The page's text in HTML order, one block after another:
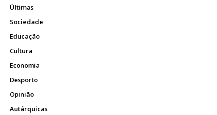
Últimas
Sociedade
Educação
Cultura
Economia
Desporto
Opinião
Autárquicas